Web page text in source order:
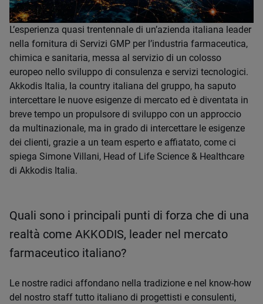
L’esperienza quasi trentennale di un’azienda italiana leader
nella fornitura di Servizi GMP per l’industria farmaceutica,
chimica e sanitaria, messa al servizio di un colosso
europeo nello sviluppo di consulenza e servizi tecnologici.
Akkodis Italia, la country italiana del gruppo, ha saputo
intercettare le nuove esigenze di mercato ed è diventata in
breve tempo un propulsore di sviluppo con un approccio
da multinazionale, ma in grado di intercettare le esigenze
dei clienti, grazie a un team esperto e affiatato, come ci
spiega Simone Villani, Head of Life Science & Healthcare
di Akkodis Italia.
Quali sono i principali punti di forza che di una
realtà come AKKODIS, leader nel mercato
farmaceutico italiano?
Le nostre radici affondano nella tradizione e nel know-how
del nostro staff tutto italiano di progettisti e consulenti,